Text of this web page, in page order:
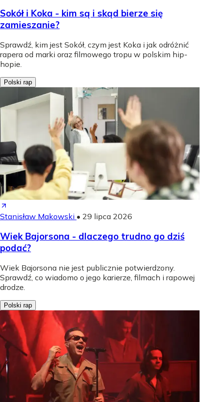
Sokół i Koka - kim są i skąd bierze się
zamieszanie?
Sprawdź, kim jest Sokół, czym jest Koka i jak odróżnić
rapera od marki oraz filmowego tropu w polskim hip-
hopie.
Polski rap
Stanisław Makowski • 29 lipca 2026
Wiek Bajorsona - dlaczego trudno go dziś
podać?
Wiek Bajorsona nie jest publicznie potwierdzony.
Sprawdź, co wiadomo o jego karierze, filmach i rapowej
drodze.
Polski rap